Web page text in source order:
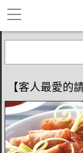
【客人最愛